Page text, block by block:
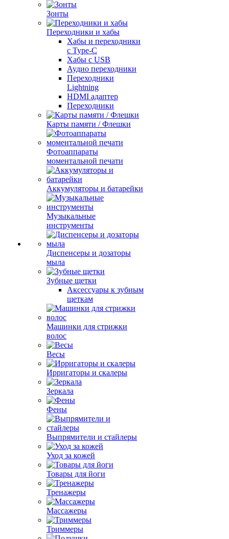
Зонты
Переходники и хабы
Хабы и переходники
с Type-C
Хабы с USB
Аудио переходники
Переходники
Lightning
HDMI адаптер
Переходники
Карты памяти / Флешки
Фотоаппараты
моментальной печати
Аккумуляторы и батарейки
Музыкальные
инструменты
Диспенсеры и дозаторы
мыла
Зубные щетки
Аксессуары к зубным
щеткам
Машинки для стрижки
волос
Весы
Ирригаторы и скалеры
Зеркала
Фены
Выпрямители и стайлеры
Уход за кожей
Товары для йоги
Тренажеры
Массажеры
Триммеры